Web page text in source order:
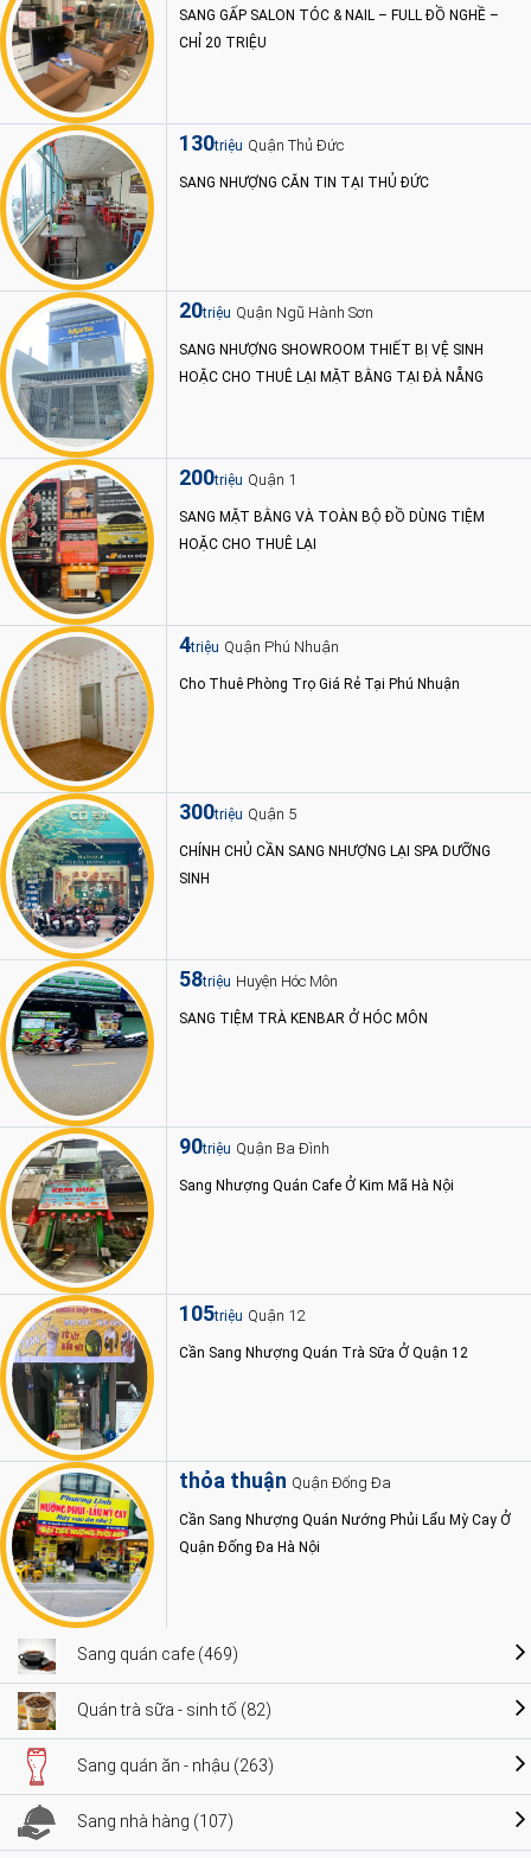
SANG GẤP SALON TÓC & NAIL – FULL ĐỒ NGHỀ –
CHỈ 20 TRIỆU
130triệu Quận Thủ Đức
SANG NHƯỢNG CĂN TIN TẠI THỦ ĐỨC
20triệu Quận Ngũ Hành Sơn
SANG NHƯỢNG SHOWROOM THIẾT BỊ VỆ SINH
HOẶC CHO THUÊ LẠI MẶT BẰNG TẠI ĐÀ NẴNG
200triệu Quận 1
SANG MẶT BẰNG VÀ TOÀN BỘ ĐỒ DÙNG TIỆM
HOẶC CHO THUÊ LẠI
4triệu Quận Phú Nhuận
Cho Thuê Phòng Trọ Giá Rẻ Tại Phú Nhuận
300triệu Quận 5
CHÍNH CHỦ CẦN SANG NHƯỢNG LẠI SPA DƯỠNG
SINH
58triệu Huyện Hóc Môn
SANG TIỆM TRÀ KENBAR Ở HÓC MÔN
90triệu Quận Ba Đình
Sang Nhượng Quán Cafe Ở Kim Mã Hà Nội
105triệu Quận 12
Cần Sang Nhượng Quán Trà Sữa Ở Quận 12
thỏa thuận Quận Đống Đa
Cần Sang Nhượng Quán Nướng Phủi Lẩu Mỳ Cay Ở
Quận Đống Đa Hà Nội
Sang quán cafe (469)
Quán trà sữa - sinh tố (82)
Sang quán ăn - nhậu (263)
Sang nhà hàng (107)